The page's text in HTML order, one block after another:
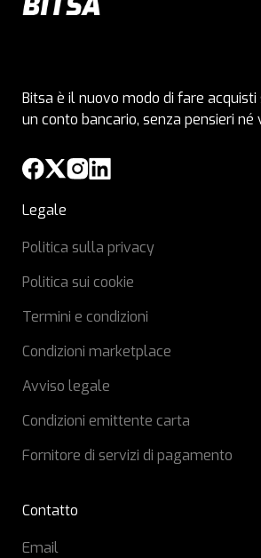
Bitsa è il nuovo modo di fare acquisti
un conto bancario, senza pensieri né
Legale
Politica sulla privacy
Politica sui cookie
Termini e condizioni
Condizioni marketplace
Avviso legale
Condizioni emittente carta
Fornitore di servizi di pagamento
Contatto
Email